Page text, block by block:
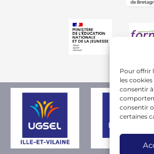
Pour offrir
les
consentir
consentir
certaines